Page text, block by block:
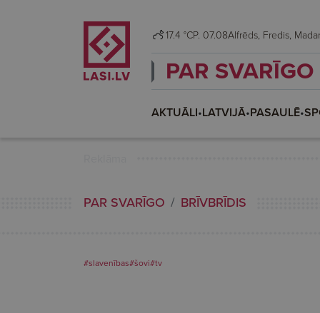
17.4 °CP. 07.08 Alfrēds, Fredis,
PAR SVARĪGO
AKTUĀLI•LATVIJĀ•PASAULĒ•
PAR SVARĪGO BRĪVBRĪDIS
#slavenības#šovi#tv